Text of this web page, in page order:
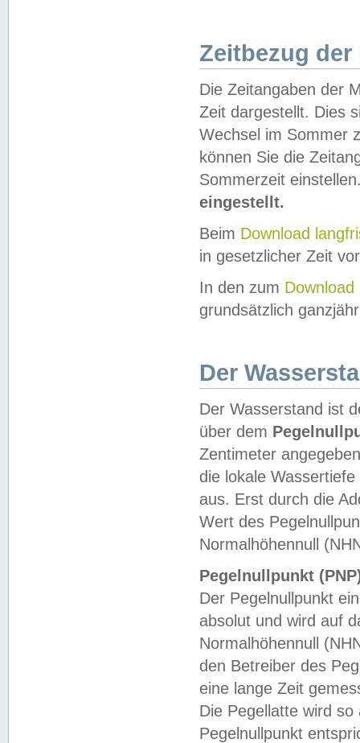
Zeitbezug der
Die Zeitangaben der
Zeit dargestellt. Dies
Wechsel im Sommer
können Sie die
Sommerzeit
eingestellt.
Beim Download
in gesetzlicher Zeit
In den zum Download
grundsätzlich
Der
Der Wasserstand ist
über dem
Zentimeter
die lokale
aus. Erst durch die
Wert des
Normalhöhennull
Pegelnullpunkt
Der Pegelnullpunkt
absolut und wird auf
Normalhöhennull
den Betreiber des
eine lange Zeit
Die Pegellatte wird
Pegelnullpunkt